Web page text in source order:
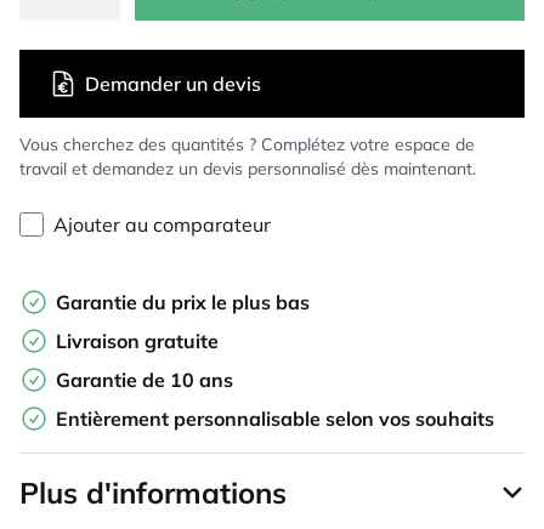
Vous cherchez des quantités ? Complétez votre espace de
travail et demandez un devis personnalisé dès maintenant.
Demander un devis
Ajouter au comparateur
Garantie du prix le plus bas
Livraison gratuite
Garantie de 10 ans
Entièrement personnalisable selon vos souhaits
Plus d'informations